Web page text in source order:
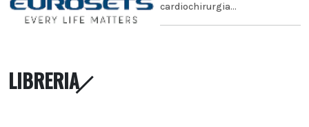
cardiochirurgia...
LIBRERIA